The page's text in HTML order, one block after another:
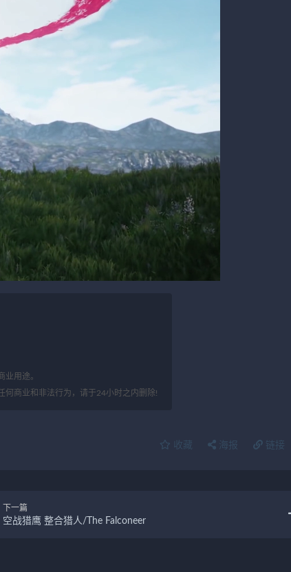
用途。
何商业和非法行为，请于24小时之内删除!
收藏 海报 链接
下一篇
空战猎鹰 整合猎人/The Falconeer